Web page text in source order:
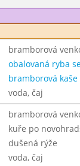
bramborová
obalovaná ryba
bramborová kaše
voda, čaj
bramborová
kuře po
dušená rýže
voda, čaj